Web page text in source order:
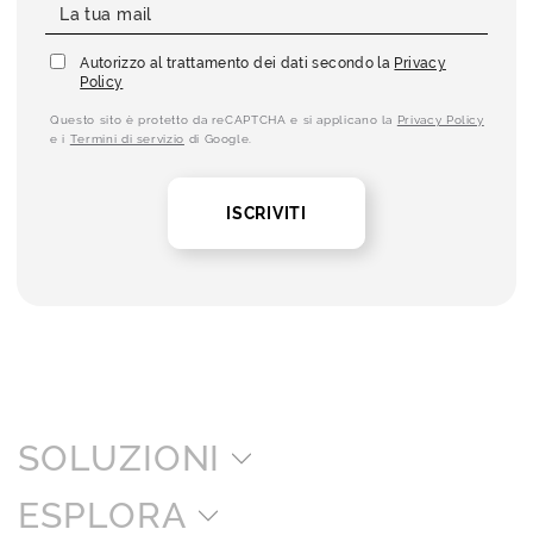
Autorizzo al trattamento dei dati secondo la Privacy
Policy
Questo sito è protetto da reCAPTCHA e si applicano la Privacy Policy
e i Termini di servizio di Google.
ISCRIVITI
SOLUZIONI
ESPLORA